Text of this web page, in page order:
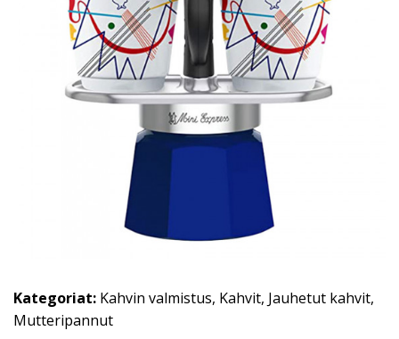
Kategoriat: Kahvin valmistus, Kahvit, Jauhetut kahvit,
Mutteripannut